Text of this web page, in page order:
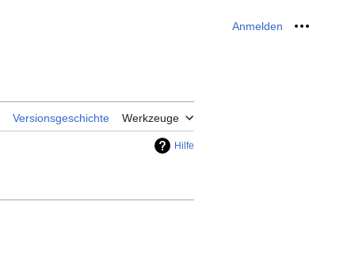
Anmelden Meine
Versionsgeschichte Werkzeuge
Hilfe